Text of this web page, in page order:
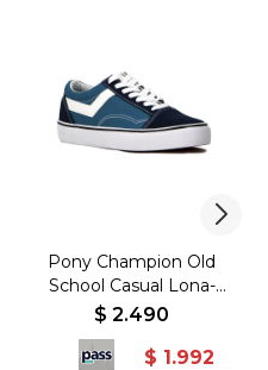
Pony Champion Old
School Casual Lona-
Gamuza Azul-Marino -
$ 2.490
$ 1.992